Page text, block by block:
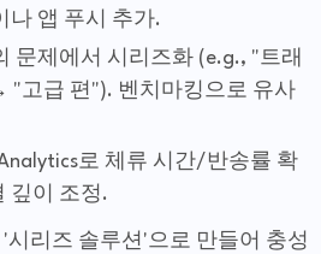
나 앱 푸시 추가.
문제에서 시리즈화 (e.g., "트래
"고급 편"). 벤치마킹으로 유사
로 체류 시간/반송률 확
깊이 조정.
시리즈 솔루션'으로 만들어 충성